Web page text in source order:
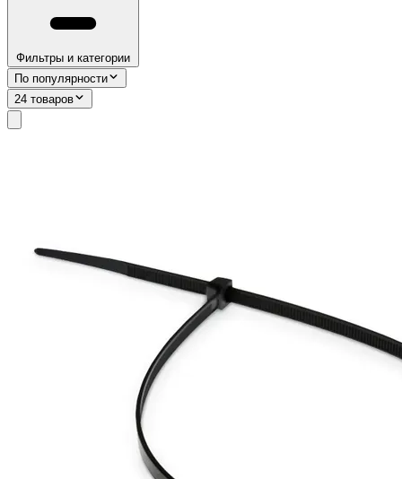
Фильтры и категории
По популярности
24 товаров